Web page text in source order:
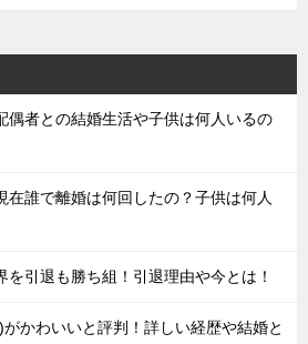
偶者との結婚生活や子供は何人いるの
在誰で離婚は何回したの？子供は何人
を引退も勝ち組！引退理由や今とは！
かわいいと評判！詳しい経歴や結婚と